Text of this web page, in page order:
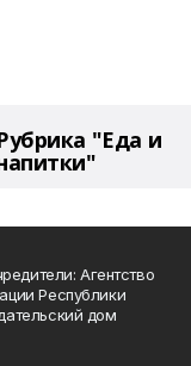
"Еда и
Агентство
Республики
дом